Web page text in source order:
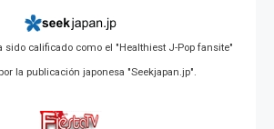
sido calificado como el "Healthiest J-Pop fansite"
la publicación japonesa "Seekjapan.jp".